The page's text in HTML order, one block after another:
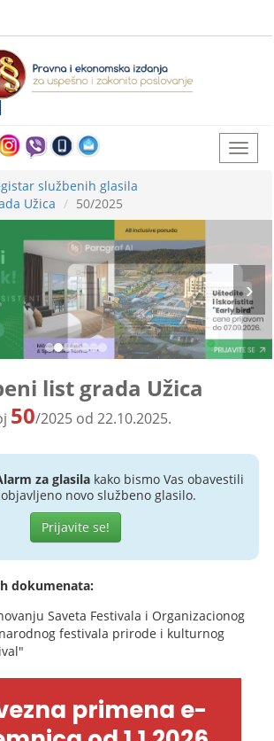
službenih glasila
Užica
50/2025
list grada Užica
50/2025 od 22.10.2025.
za glasilakako bismo Vas obavestili
novo službeno glasilo.
Prijavite se!
dokumenata:
Saveta Festivala i Organizacionog
festivala prirode i kulturnog
primena e-